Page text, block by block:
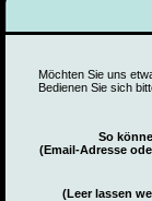
Möchten Sie uns
Bedienen Sie sich
So
(Email-Adresse
(Leer lassen